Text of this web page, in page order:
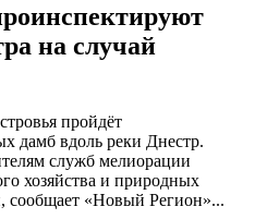
на случай
пройдёт
дамб вдоль реки Днестр.
служб мелиорации
хозяйства и природных
сообщает «Новый Регион»...